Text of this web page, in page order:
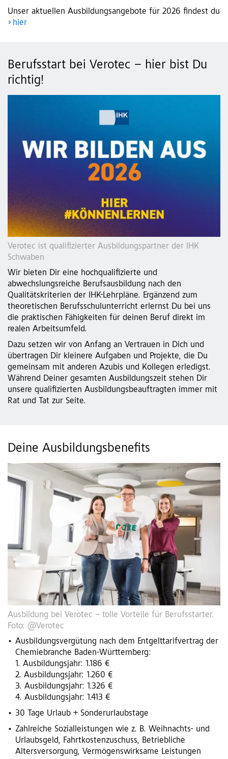
Unser aktuellen Ausbildungsangebote für 2026 findest du
hier
Berufsstart bei Verotec – hier bist Du
richtig!
Verotec ist qualifizierter Ausbildungspartner der IHK
Schwaben
Wir bieten Dir eine hochqualifizierte und
abwechslungsreiche Berufsausbildung nach den
Qualitätskriterien der IHK-Lehrpläne. Ergänzend zum
theoretischen Berufsschulunterricht erlernst Du bei uns
die praktischen Fähigkeiten für deinen Beruf direkt im
realen Arbeitsumfeld.
Dazu setzen wir von Anfang an Vertrauen in Dich und
übertragen Dir kleinere Aufgaben und Projekte, die Du
gemeinsam mit anderen Azubis und Kollegen erledigst.
Während Deiner gesamten Ausbildungszeit stehen Dir
unsere qualifizierten Ausbildungsbeauftragten immer mit
Rat und Tat zur Seite.
Deine Ausbildungsbenefits
Ausbildung bei Verotec – tolle Vorteile für Berufsstarter.
Foto: @Verotec
Ausbildungsvergütung nach dem Entgelttarifvertrag der
Chemiebranche Baden-Württemberg:
1. Ausbildungsjahr: 1.186 €
2. Ausbildungsjahr: 1.260 €
3. Ausbildungsjahr: 1.326 €
4. Ausbildungsjahr: 1.413 €
30 Tage Urlaub + Sonderurlaubstage
Zahlreiche Sozialleistungen wie z. B. Weihnachts- und
Urlaubsgeld, Fahrtkostenzuschuss, Betriebliche
Altersversorgung, Vermögenswirksame Leistungen